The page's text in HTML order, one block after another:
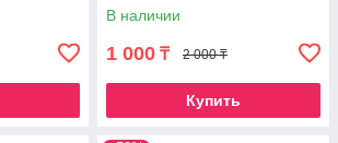
В наличии
1 000 ₸ 2 000 ₸
Купить